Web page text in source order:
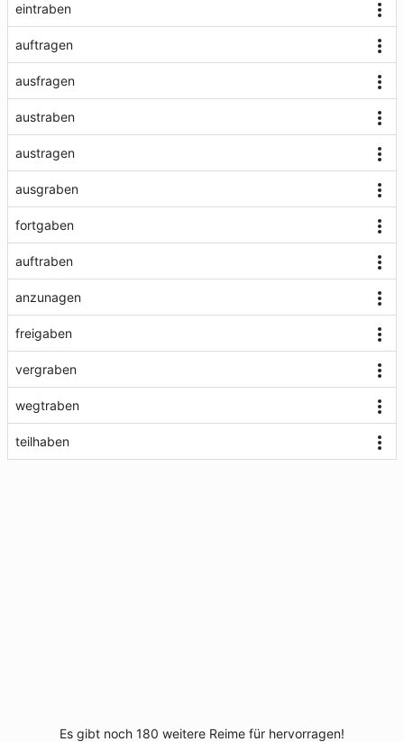
eintraben
auftragen
ausfragen
austraben
austragen
ausgraben
fortgaben
auftraben
anzunagen
freigaben
vergraben
wegtraben
teilhaben
Es gibt noch 180 weitere Reime für hervorragen!